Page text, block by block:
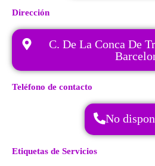
Dirección
C. De La Conca De
Teléfono de contacto
No
Etiquetas de Servicios